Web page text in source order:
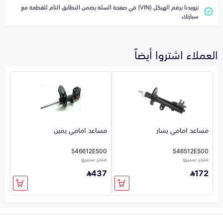
تزويدنا برقم الهيكل (VIN) في صفحة السلة يضمن التطابق التام للقطعة مع
سيارتك
العملاء اشتروا أيضاً
مساعد امامي يسار
546512E500
متجر سبيرو
172
مساعد امامي يمين
546612E500
متجر سبيرو
437